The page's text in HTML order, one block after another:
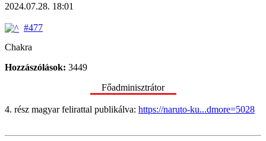
2024.07.28. 18:01
#477
Chakra
Hozzászólások: 3449
Főadminisztrátor
4. rész magyar felirattal publikálva: https://naruto-ku...dmore=5028